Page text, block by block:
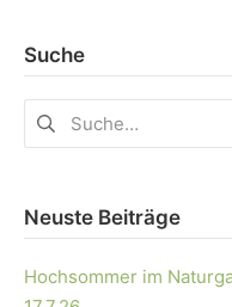
Suche
Neuste Beiträge
Hochsommer im